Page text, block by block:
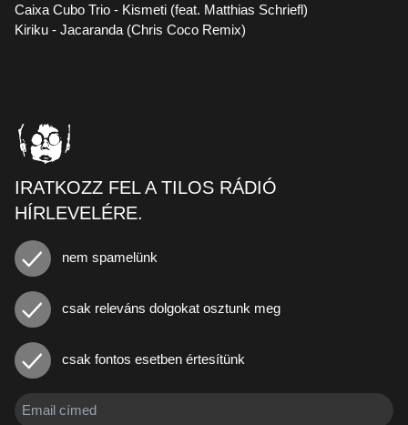
Caixa Cubo Trio - Kismeti (feat. Matthias Schriefl)
Kiriku - Jacaranda (Chris Coco Remix)
IRATKOZZ FEL A TILOS RÁDIÓ
HÍRLEVELÉRE.
nem spamelünk
csak releváns dolgokat osztunk meg
csak fontos esetben értesítünk